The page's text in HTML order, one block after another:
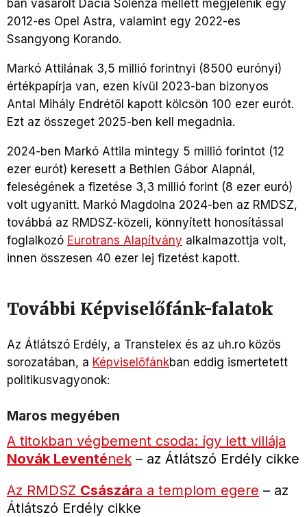
ban vásárolt Dacia Solenza mellett megjelenik egy
2012-es Opel Astra, valamint egy 2022-es
Ssangyong Korando.
Markó Attilának 3,5 millió forintnyi (8500 eurónyi)
értékpapírja van, ezen kívül 2023-ban bizonyos
Antal Mihály Endrétől kapott kölcsön 100 ezer eurót.
Ezt az összeget 2025-ben kell megadnia.
2024-ben Markó Attila mintegy 5 millió forintot (12
ezer eurót) keresett a Bethlen Gábor Alapnál,
feleségének a fizetése 3,3 millió forint (8 ezer euró)
volt ugyanitt. Markó Magdolna 2024-ben az RMDSZ,
továbbá az RMDSZ-közeli, könnyített honosítással
foglalkozó Eurotrans Alapítvány alkalmazottja volt,
innen összesen 40 ezer lej fizetést kapott.
További Képviselőfánk-falatok
Az Átlátszó Erdély, a Transtelex és az uh.ro közös
sorozatában, a Képviselőfánkban eddig ismertetett
politikusvagyonok:
Maros megyében
A titokban végbement csoda: így lett villája
Novák Leventének – az Átlátszó Erdély cikke
Az RMDSZ Császára a templom egere – az
Átlátszó Erdély cikke